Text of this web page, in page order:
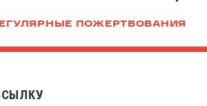
ПОЖЕРТВОВАНИЯ